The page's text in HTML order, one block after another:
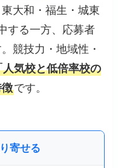
大和・福生・城東
する一方、応募者
競技力・地域性・
人気校と低倍率校の
です。
寄せる